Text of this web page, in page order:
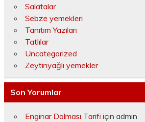
Salatalar
Sebze yemekleri
Tanıtım Yazıları
Tatlılar
Uncategorized
Zeytinyağlı yemekler
Son Yorumlar
Enginar Dolması Tarifi için admin